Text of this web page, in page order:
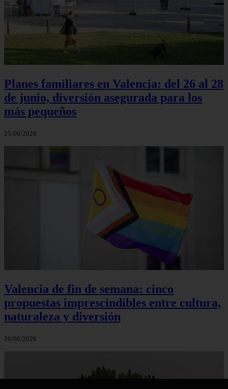
Planes familiares en Valencia: del 26 al 28
de junio, diversión asegurada para los
más pequeños
25/06/2026
Valencia de fin de semana: cinco
propuestas imprescindibles entre cultura,
naturaleza y diversión
20/06/2026